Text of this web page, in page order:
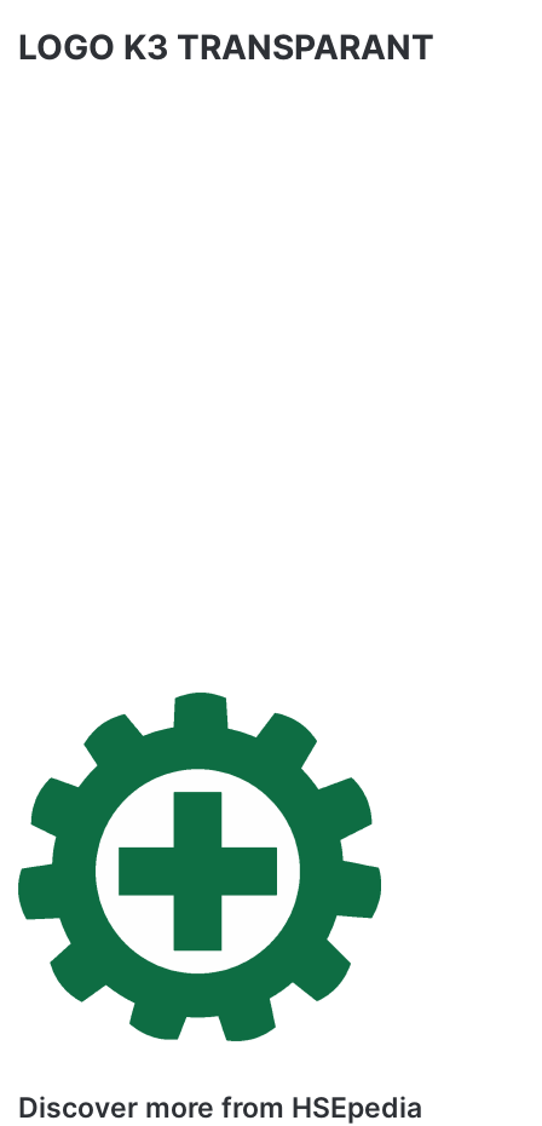
LOGO K3 TRANSPARANT
Discover more from HSEpedia